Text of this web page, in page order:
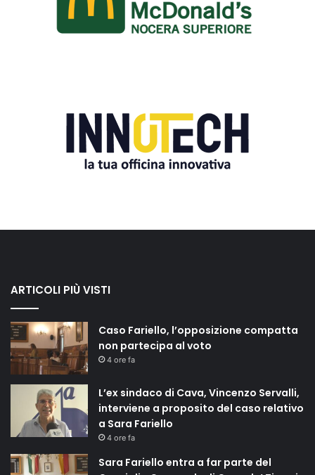
ARTICOLI PIÙ VISTI
Caso Fariello, l’opposizione compatta
non partecipa al voto
4 ore fa
L’ex sindaco di Cava, Vincenzo Servalli,
interviene a proposito del caso relativo
a Sara Fariello
4 ore fa
Sara Fariello entra a far parte del